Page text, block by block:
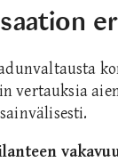
vertauksia